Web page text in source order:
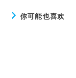
你可能也喜欢